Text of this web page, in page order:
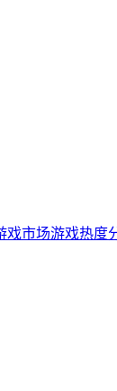
戏市场游戏热度